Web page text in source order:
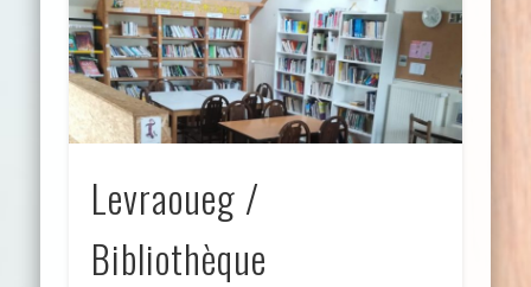
Levraoueg /
Bibliothèque